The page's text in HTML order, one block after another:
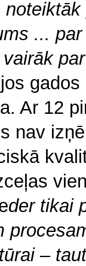
...
vairāk
Ar 12
nav
der tikai
–